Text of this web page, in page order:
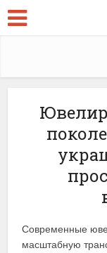
Современные
масштабную